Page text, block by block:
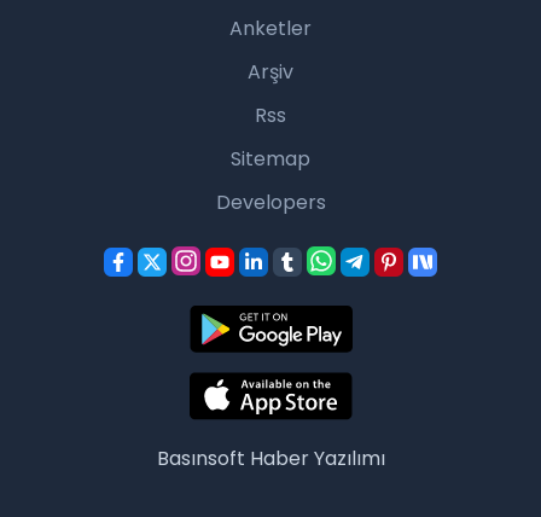
Anketler
Arşiv
Rss
Sitemap
Developers
Basınsoft Haber Yazılımı